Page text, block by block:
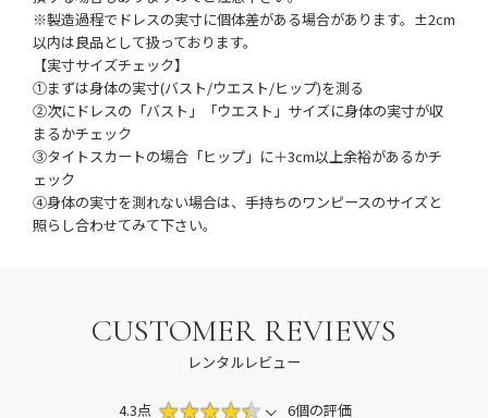
※製造過程でドレスの実寸に個体差がある場合があります。±2cm
以内は良品として扱っております。
【実寸サイズチェック】
①まずは身体の実寸(バスト/ウエスト/ヒップ)を測る
②次にドレスの「バスト」「ウエスト」サイズに身体の実寸が収
まるかチェック
③タイトスカートの場合「ヒップ」に＋3cm以上余裕があるかチ
ェック
④身体の実寸を測れない場合は、手持ちのワンピースのサイズと
照らし合わせてみて下さい。
CUSTOMER REVIEWS
レンタルレビュー
4.3点 6個の評価